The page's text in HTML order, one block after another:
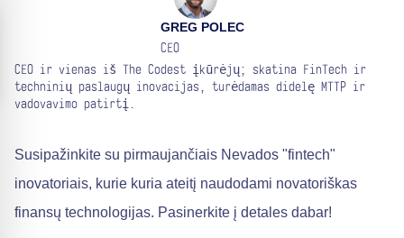
GREG POLEC
CEO
CEO ir vienas iš The Codest įkūrėjų; skatina FinTech ir
techninių paslaugų inovacijas, turėdamas didelę MTTP ir
vadovavimo patirtį.
Susipažinkite su pirmaujančiais Nevados "fintech"
inovatoriais, kurie kuria ateitį naudodami novatoriškas
finansų technologijas. Pasinerkite į detales dabar!